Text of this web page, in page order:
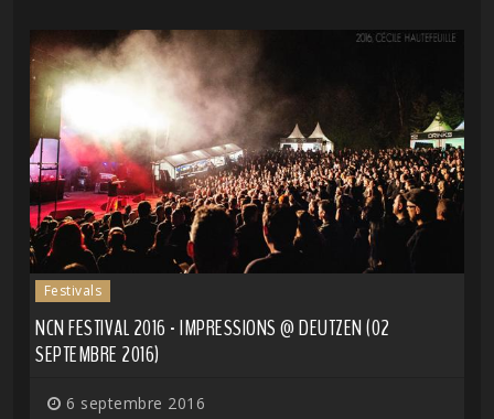
Festivals
NCN FESTIVAL 2016 - IMPRESSIONS @ DEUTZEN (02
SEPTEMBRE 2016)
6 septembre 2016